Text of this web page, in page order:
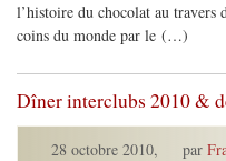
l’histoire du chocolat au travers
coins du monde par le (…)
Dîner interclubs 2010 &
28 octobre 2010, par